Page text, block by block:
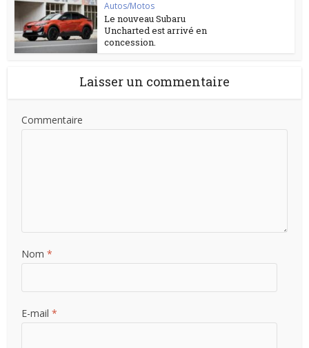
Autos/Motos
Le nouveau Subaru
Uncharted est arrivé en
concession.
Laisser un commentaire
Commentaire
Nom*
E-mail*